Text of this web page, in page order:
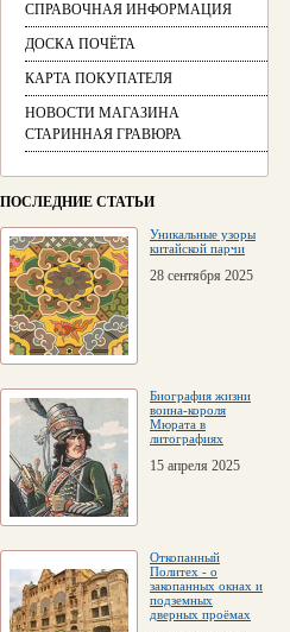
СПРАВОЧНАЯ ИНФОРМАЦИЯ
ДОСКА ПОЧЁТА
КАРТА ПОКУПАТЕЛЯ
НОВОСТИ МАГАЗИНА
СТАРИННАЯ ГРАВЮРА
ПОСЛЕДНИЕ СТАТЬИ
Уникальные узоры
китайской парчи
28 сентября 2025
Биография жизни
воина-короля
Мюрата в
литографиях
15 апреля 2025
Откопанный
Политех - о
закопанных окнах и
подземных
дверных проёмах